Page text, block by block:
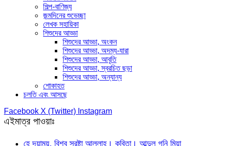
শিল্প-বাণিজ্য
জন্মদিনের শুভেচ্ছা
লেখক সহায়িকা
শিশুদের আড্ডা
শিশুদের আড্ডা, অংকন
শিশুদের আড্ডা, অদম্য-যারা
শিশুদের আড্ডা, আবৃতি
শিশুদের আড্ডা, স্বরচিত ছড়া
শিশুদের আড্ডা, অন্যান্য
শোকাহত
চলতি এবং আসছে
Facebook X (Twitter) Instagram
এইমাত্র পাওয়াঃ
হে দয়াময়, বিশ্ব স্রষ্টা আল্লাহ। কবিতা। আব্দুল গনি মিয়া